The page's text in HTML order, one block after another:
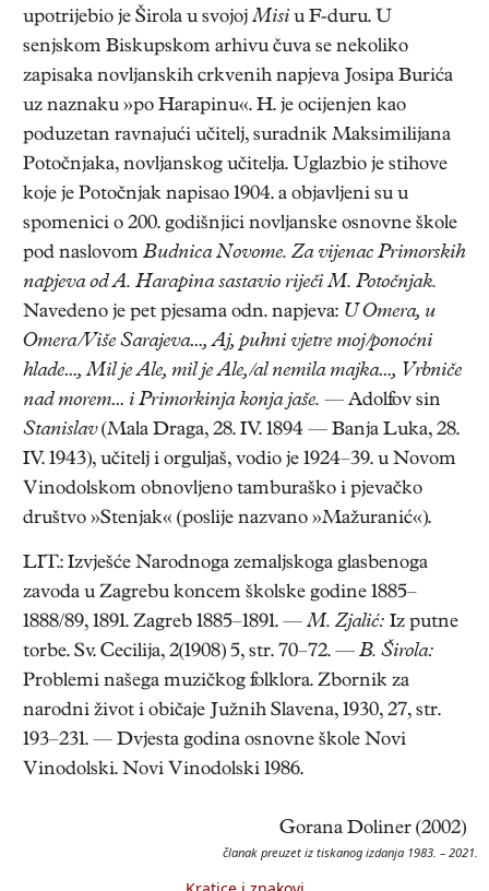
upotrijebio je Širola u svojojMisi u F-duru. U
senjskom Biskupskom arhivu čuva se nekoliko
zapisaka novljanskih crkvenih napjeva Josipa Burića
uz naznaku »po Harapinu«. H. je ocijenjen kao
poduzetan ravnajući učitelj, suradnik Maksimilijana
Potočnjaka, novljanskog učitelja. Uglazbio je stihove
koje je Potočnjak napisao 1904. a objavljeni su u
spomenici o 200. godišnjici novljanske osnovne škole
pod naslovom Budnica Novome. Za vijenac Primorskih
napjeva od A. Harapina sastavio riječi M. Potočnjak.
Navedeno je pet pjesama odn. napjeva: U Omera, u
Omera/Više Sarajeva…, Aj, puhni vjetre moj/ponoćni
hlade…, Mil je Ale, mil je Ale,/al nemila majka…, Vrbniče
nad morem… i Primorkinja konja jaše. — Adolfov sin
Stanislav(Mala Draga, 28. IV. 1894 — Banja Luka, 28.
IV. 1943), učitelj i orguljaš, vodio je 1924–39. u Novom
Vinodolskom obnovljeno tamburaško i pjevačko
društvo »Stenjak« (poslije nazvano »Mažuranić«).
LIT.: Izvješće Narodnoga zemaljskoga glasbenoga
zavoda u Zagrebu koncem školske godine 1885–
1888/89, 1891. Zagreb 1885–1891. —M. Zjalić: Iz putne
torbe. Sv. Cecilija, 2(1908) 5, str. 70–72. — B. Širola:
Problemi našega muzičkog folklora. Zbornik za
narodni život i običaje Južnih Slavena, 1930, 27, str.
193–231. — Dvjesta godina osnovne škole Novi
Vinodolski. Novi Vinodolski 1986.
Gorana Doliner (2002)
članak preuzet iz tiskanog izdanja 1983. – 2021.